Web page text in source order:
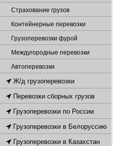
Страхование грузов
Контейнерные перевозки
Грузоперевозки фурой
Междугородные перевозки
Автоперевозки
Ж/д грузоперевозки
Перевозки сборных грузов
Грузоперевозки по России
Грузоперевозки в Белоруссию
Грузоперевозки в Казахстан